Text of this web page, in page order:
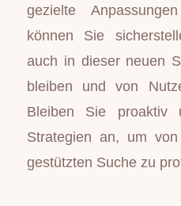
gezielte
können Sie
auch in dieser neuen
bleiben und von
Bleiben Sie proaktiv
Strategien an, um
gestützten Suche zu